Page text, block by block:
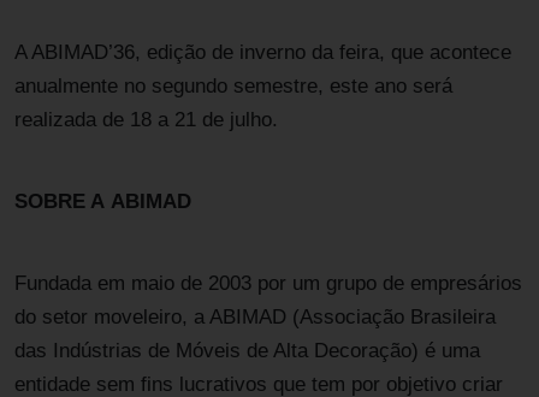
A ABIMAD’36, edição de inverno da feira, que acontece
anualmente no segundo semestre, este ano será
realizada de 18 a 21 de julho.
SOBRE A ABIMAD
Fundada em maio de 2003 por um grupo de empresários
do setor moveleiro, a ABIMAD (Associação Brasileira
das Indústrias de Móveis de Alta Decoração) é uma
entidade sem fins lucrativos que tem por objetivo criar